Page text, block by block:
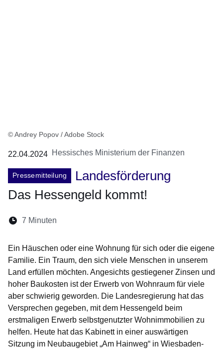
© Andrey Popov / Adobe Stock
22.04.2024 Hessisches Ministerium der Finanzen
Pressemitteilung
Landesförderung
Das Hessengeld kommt!
Lesedauer:
7 Minuten
Ein Häuschen oder eine Wohnung für sich oder die eigene
Familie. Ein Traum, den sich viele Menschen in unserem
Land erfüllen möchten. Angesichts gestiegener Zinsen und
hoher Baukosten ist der Erwerb von Wohnraum für viele
aber schwierig geworden. Die Landesregierung hat das
Versprechen gegeben, mit dem Hessengeld beim
erstmaligen Erwerb selbstgenutzter Wohnimmobilien zu
helfen. Heute hat das Kabinett in einer auswärtigen
Sitzung im Neubaugebiet „Am Hainweg“ in Wiesbaden-